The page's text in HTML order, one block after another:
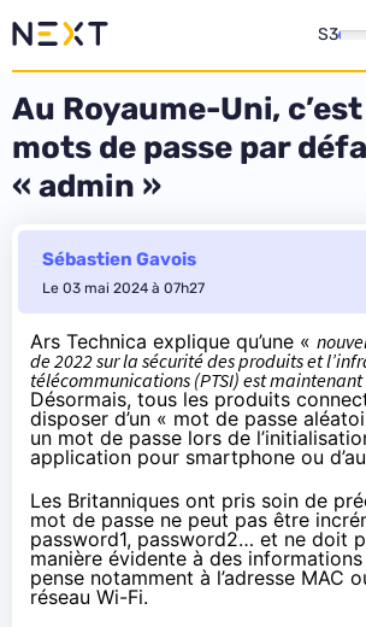
S3
Au Royaume-Uni,
mots de passe par
« admin »
Sébastien Gavois
Le 03 mai 2024 à 07h27
Ars Technica explique qu’une «
de 2022 sur la sécurité des produits et
télécommunications (PTSI) est
Désormais, tous les produits
disposer d’un « mot de passe
un mot de passe lors de
application pour smartphone ou
Les Britanniques ont pris soin de
mot de passe ne peut pas être
password1, password2… et ne doit
manière évidente à des
pense notamment à l’adresse MAC
réseau Wi-Fi.